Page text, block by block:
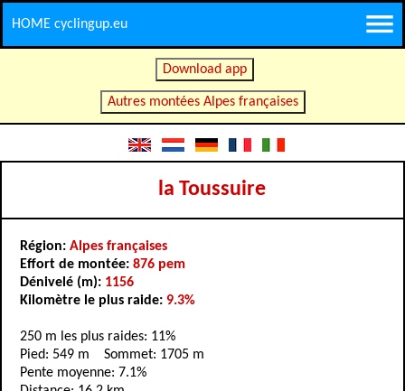
HOME cyclingup.eu
Download app
Autres montées Alpes françaises
la Toussuire
Région: Alpes françaises
Effort de montée: 876 pem
Dénivelé (m): 1156
Kilomètre le plus raide: 9.3%
250 m les plus raides: 11%
Pied: 549 m Sommet: 1705 m
Pente moyenne: 7.1%